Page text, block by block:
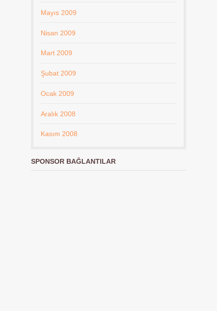
Mayıs 2009
Nisan 2009
Mart 2009
Şubat 2009
Ocak 2009
Aralık 2008
Kasım 2008
SPONSOR BAĞLANTILAR